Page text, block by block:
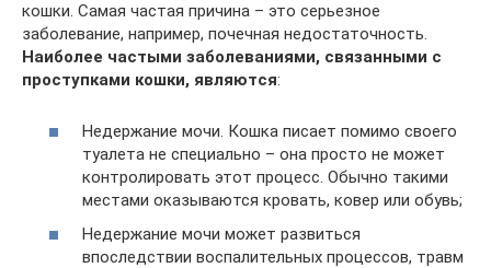
кошки. Самая частая причина – это серьезное
заболевание, например, почечная недостаточность.
Наиболее частыми заболеваниями, связанными с
проступками кошки, являются:
Недержание мочи. Кошка писает помимо своего
туалета не специально – она просто не может
контролировать этот процесс. Обычно такими
местами оказываются кровать, ковер или обувь;
Недержание мочи может развиться
впоследствии воспалительных процессов, травм